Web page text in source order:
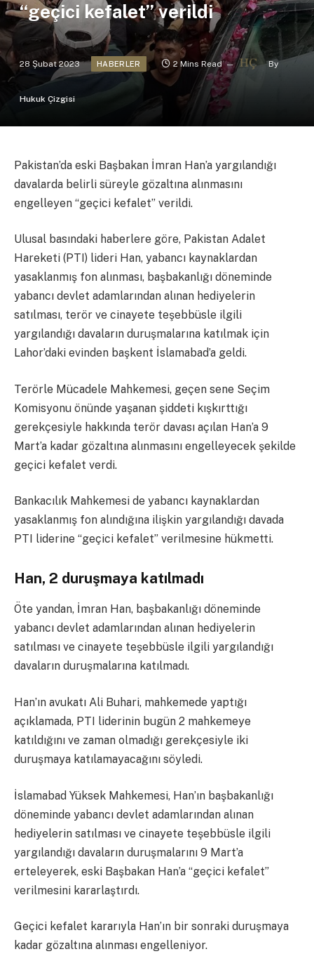
“geçici kefalet” verildi
28 Şubat 2023 HABERLER 2 Mins Read By
Hukuk Çizgisi
Pakistan’da eski Başbakan İmran Han’a yargılandığı
davalarda belirli süreyle gözaltına alınmasını
engelleyen “geçici kefalet” verildi.
Ulusal basındaki haberlere göre, Pakistan Adalet
Hareketi (PTI) lideri Han, yabancı kaynaklardan
yasaklanmış fon alınması, başbakanlığı döneminde
yabancı devlet adamlarından alınan hediyelerin
satılması, terör ve cinayete teşebbüsle ilgili
yargılandığı davaların duruşmalarına katılmak için
Lahor’daki evinden başkent İslamabad’a geldi.
Terörle Mücadele Mahkemesi, geçen sene Seçim
Komisyonu önünde yaşanan şiddeti kışkırttığı
gerekçesiyle hakkında terör davası açılan Han’a 9
Mart’a kadar gözaltına alınmasını engelleyecek şekilde
geçici kefalet verdi.
Bankacılık Mahkemesi de yabancı kaynaklardan
yasaklanmış fon alındığına ilişkin yargılandığı davada
PTI liderine “geçici kefalet” verilmesine hükmetti.
Han, 2 duruşmaya katılmadı
Öte yandan, İmran Han, başbakanlığı döneminde
yabancı devlet adamlarından alınan hediyelerin
satılması ve cinayete teşebbüsle ilgili yargılandığı
davaların duruşmalarına katılmadı.
Han’ın avukatı Ali Buhari, mahkemede yaptığı
açıklamada, PTI liderinin bugün 2 mahkemeye
katıldığını ve zaman olmadığı gerekçesiyle iki
duruşmaya katılamayacağını söyledi.
İslamabad Yüksek Mahkemesi, Han’ın başbakanlığı
döneminde yabancı devlet adamlarından alınan
hediyelerin satılması ve cinayete teşebbüsle ilgili
yargılandığı davaların duruşmalarını 9 Mart’a
erteleyerek, eski Başbakan Han’a “geçici kefalet”
verilmesini kararlaştırdı.
Geçici kefalet kararıyla Han’ın bir sonraki duruşmaya
kadar gözaltına alınması engelleniyor.